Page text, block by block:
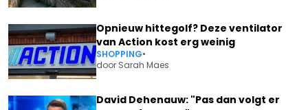
Opnieuw hittegolf? Deze ventilator
van Action kost erg weinig
SHOPPING•
door Sarah Maes
David Dehenauw: "Pas dan volgt er